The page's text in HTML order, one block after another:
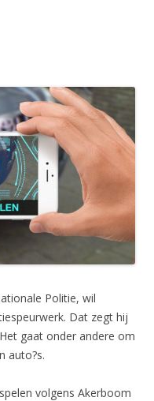
Politie, wil
Dat zegt hij
gaat onder andere om
auto?s.
volgens Akerboom